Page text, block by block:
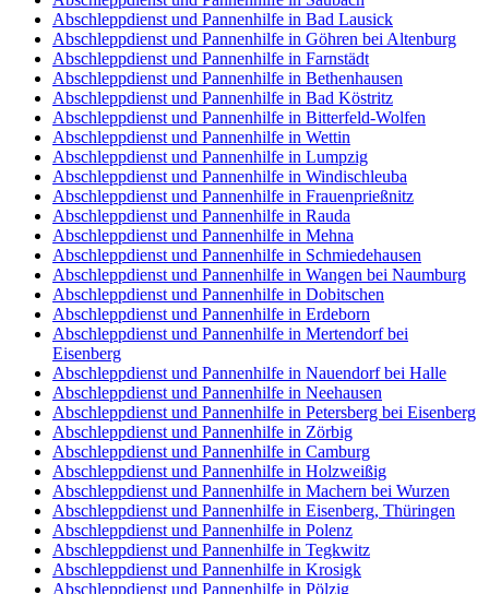
Abschleppdienst und Pannenhilfe in Bad Lausick
Abschleppdienst und Pannenhilfe in Göhren bei Altenburg
Abschleppdienst und Pannenhilfe in Farnstädt
Abschleppdienst und Pannenhilfe in Bethenhausen
Abschleppdienst und Pannenhilfe in Bad Köstritz
Abschleppdienst und Pannenhilfe in Bitterfeld-Wolfen
Abschleppdienst und Pannenhilfe in Wettin
Abschleppdienst und Pannenhilfe in Lumpzig
Abschleppdienst und Pannenhilfe in Windischleuba
Abschleppdienst und Pannenhilfe in Frauenprießnitz
Abschleppdienst und Pannenhilfe in Rauda
Abschleppdienst und Pannenhilfe in Mehna
Abschleppdienst und Pannenhilfe in Schmiedehausen
Abschleppdienst und Pannenhilfe in Wangen bei Naumburg
Abschleppdienst und Pannenhilfe in Dobitschen
Abschleppdienst und Pannenhilfe in Erdeborn
Abschleppdienst und Pannenhilfe in Mertendorf bei
Eisenberg
Abschleppdienst und Pannenhilfe in Nauendorf bei Halle
Abschleppdienst und Pannenhilfe in Neehausen
Abschleppdienst und Pannenhilfe in Petersberg bei Eisenberg
Abschleppdienst und Pannenhilfe in Zörbig
Abschleppdienst und Pannenhilfe in Camburg
Abschleppdienst und Pannenhilfe in Holzweißig
Abschleppdienst und Pannenhilfe in Machern bei Wurzen
Abschleppdienst und Pannenhilfe in Eisenberg, Thüringen
Abschleppdienst und Pannenhilfe in Polenz
Abschleppdienst und Pannenhilfe in Tegkwitz
Abschleppdienst und Pannenhilfe in Krosigk
Abschleppdienst und Pannenhilfe in Pölzig